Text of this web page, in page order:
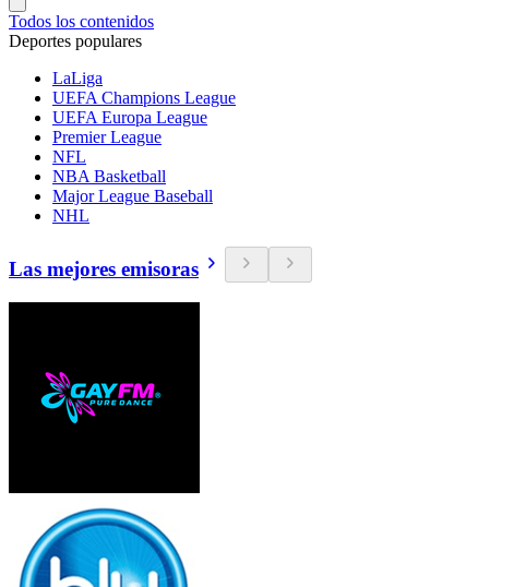
Todos los contenidos
Deportes populares
LaLiga
UEFA Champions League
UEFA Europa League
Premier League
NFL
NBA Basketball
Major League Baseball
NHL
Las mejores emisoras